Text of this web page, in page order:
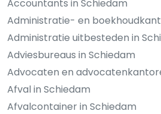
Accountants in Schiedam
Administratie- en
Administratie uitbesteden in
Adviesbureaus in Schiedam
Advocaten en
Afval in Schiedam
Afvalcontainer in Schiedam